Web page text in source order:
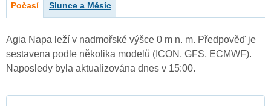
Počasí Slunce a Měsíc
Agia Napa leží v nadmořské výšce 0 m n. m. Předpověď je
sestavena podle několika modelů (ICON, GFS, ECMWF).
Naposledy byla aktualizována dnes v 15:00.